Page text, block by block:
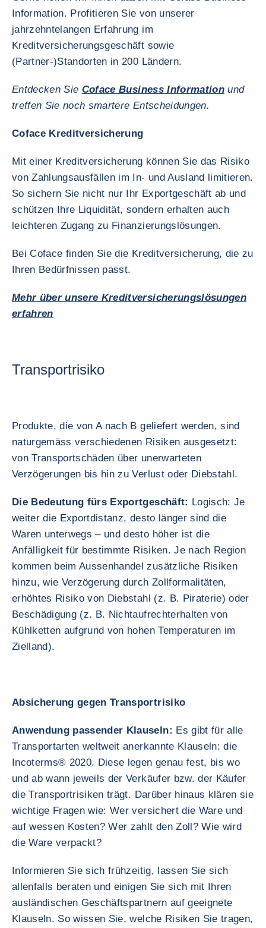
Information. Profitieren Sie von unserer
jahrzehntelangen Erfahrung im
Kreditversicherungsgeschäft sowie
(Partner-)Standorten in 200 Ländern.
Entdecken Sie Coface Business Informationund
treffen Sie noch smartere Entscheidungen.
Coface Kreditversicherung
Mit einer Kreditversicherung können Sie das Risiko
von Zahlungsausfällen im In- und Ausland limitieren.
So sichern Sie nicht nur Ihr Exportgeschäft ab und
schützen Ihre Liquidität, sondern erhalten auch
leichteren Zugang zu Finanzierungslösungen.
Bei Coface finden Sie die Kreditversicherung, die zu
Ihren Bedürfnissen passt.
Mehr über unsere Kreditversicherungslösungen
erfahren
Transportrisiko
Produkte, die von A nach B geliefert werden, sind
naturgemäss verschiedenen Risiken ausgesetzt:
von Transportschäden über unerwarteten
Verzögerungen bis hin zu Verlust oder Diebstahl.
Die Bedeutung fürs Exportgeschäft: Logisch: Je
weiter die Exportdistanz, desto länger sind die
Waren unterwegs – und desto höher ist die
Anfälligkeit für bestimmte Risiken. Je nach Region
kommen beim Aussenhandel zusätzliche Risiken
hinzu, wie Verzögerung durch Zollformalitäten,
erhöhtes Risiko von Diebstahl (z. B. Piraterie) oder
Beschädigung (z. B. Nichtaufrechterhalten von
Kühlketten aufgrund von hohen Temperaturen im
Zielland).
Absicherung gegen Transportrisiko
Anwendung passender Klauseln: Es gibt für alle
Transportarten weltweit anerkannte Klauseln: die
Incoterms® 2020. Diese legen genau fest, bis wo
und ab wann jeweils der Verkäufer bzw. der Käufer
die Transportrisiken trägt. Darüber hinaus klären sie
wichtige Fragen wie: Wer versichert die Ware und
auf wessen Kosten? Wer zahlt den Zoll? Wie wird
die Ware verpackt?
Informieren Sie sich frühzeitig, lassen Sie sich
allenfalls beraten und einigen Sie sich mit Ihren
ausländischen Geschäftspartnern auf geeignete
Klauseln. So wissen Sie, welche Risiken Sie tragen,